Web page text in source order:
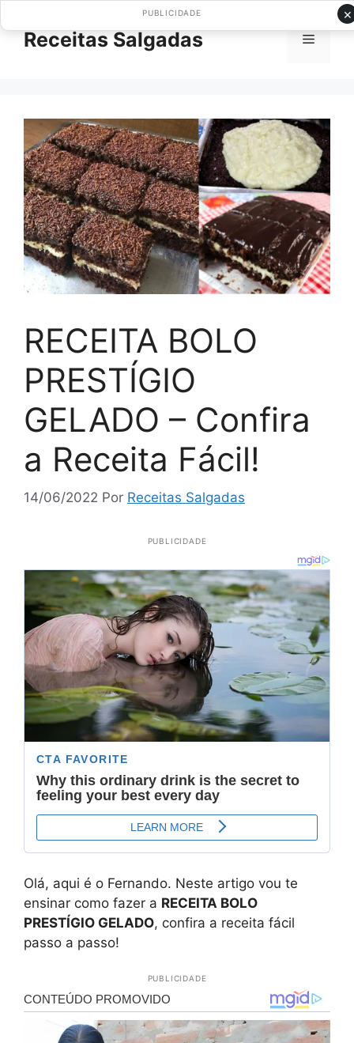
paraReceitas Salgadas Menu
RECEITA BOLO
PRESTÍGIO
GELADO – Confira
a Receita Fácil!
14/06/2022 Por Receitas Salgadas
PUBLICIDADE
Olá, aqui é o Fernando. Neste artigo vou te
ensinar como fazer a RECEITA BOLO
PRESTÍGIO GELADO, confira a receita fácil
passo a passo!
PUBLICIDADE
×
PUBLICIDADE